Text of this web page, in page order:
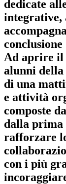
dedicate
integrative,
Ad aprire il
alunni
di una
e attività
composte
dalla prima
rafforzare
con i più